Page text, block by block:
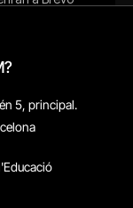
5, principal.